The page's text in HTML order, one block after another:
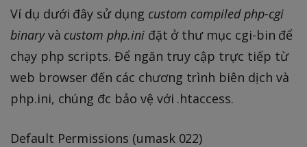
Ví dụ dưới đây sử dụng custom compiled php-cgi
binaryvà custom php.iniđặt ở thư mục cgi-bin để
chạy php scripts. Để ngăn truy cập trực tiếp từ
web browser đến các chương trình biên dịch và
php.ini, chúng đc bảo vệ với .htaccess.
Default Permissions (umask 022)